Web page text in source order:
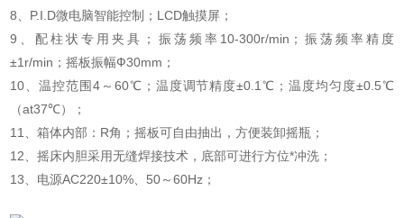
8、P.I.D微电脑智能控制；LCD触摸屏；
9、配柱状专用夹具；振荡频率10-300r/min；振荡频率精度
±1r/min；摇板振幅Ф30mm；
10、温控范围4～60℃；温度调节精度±0.1℃；温度均匀度±0.5℃
（at37℃）；
11、箱体内部：R角；摇板可自由抽出，方便装卸摇瓶；
12、摇床内胆采用无缝焊接技术，底部可进行方位*冲洗；
13、电源AC220±10%、50～60Hz；